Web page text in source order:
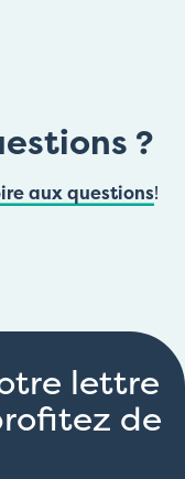
?
aux questions!
lettre
de